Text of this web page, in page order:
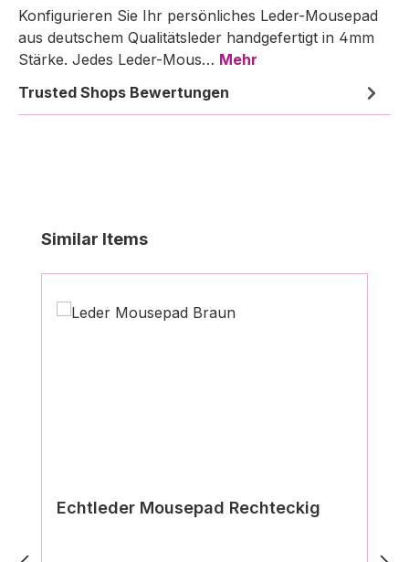
Konfigurieren Sie Ihr persönliches Leder-Mousepad
aus deutschem Qualitätsleder handgefertigt in 4mm
Stärke. Jedes Leder-Mous… Mehr
Trusted Shops Bewertungen
Produktgalerie überspringen
Similar Items
Echtleder Mousepad Rechteckig